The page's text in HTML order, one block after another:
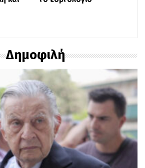
Δημοφιλή